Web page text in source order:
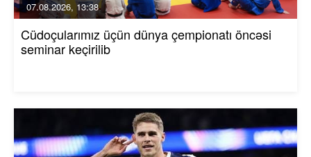
07.08.2026, 13:38
Cüdoçularımız üçün dünya çempionatı öncəsi
seminar keçirilib